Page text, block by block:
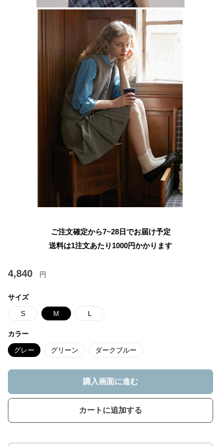
ご注文確定から7~28日でお届け予定
送料は1注文あたり 1000円かかります
4,840 円
サイズ
S M L
カラー
グレー グリーン ダークブルー
購入画面に進む
カートに追加する